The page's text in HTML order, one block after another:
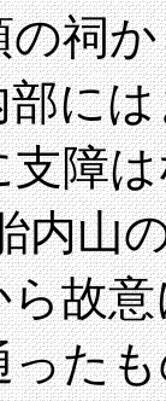
祠
に
障
内山
故
た